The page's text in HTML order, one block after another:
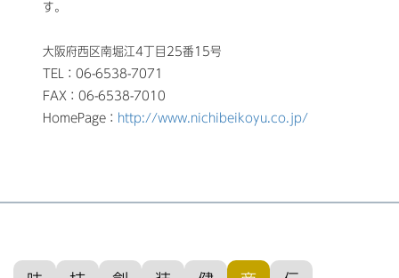
す。
大阪府西区南堀江4丁目25番15号
TEL：06-6538-7071
FAX：06-6538-7010
HomePage： http://www.nichibeikoyu.co.jp/